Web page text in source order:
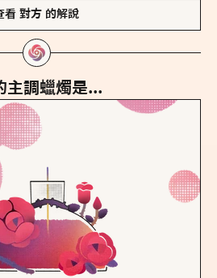
看 對方 的解說
主調蠟燭是...